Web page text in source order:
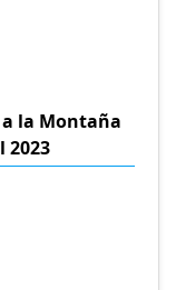
la Montaña
2023